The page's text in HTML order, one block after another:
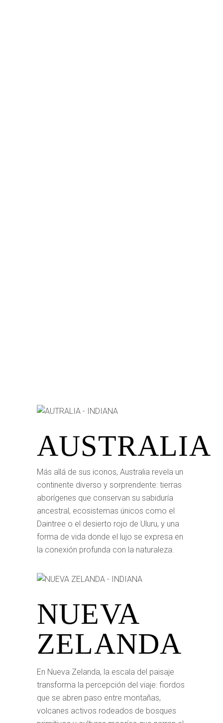
AUSTRALIA
Más allá de sus iconos, Australia revela un
continente diverso y sorprendente: tierras
aborígenes que conservan su sabiduría
ancestral, ecosistemas únicos como el
Daintree o el desierto rojo de Uluru, y una
forma de vida donde el lujo se expresa en
la conexión profunda con la naturaleza.
NUEVA
ZELANDA
En Nueva Zelanda, la escala del paisaje
transforma la percepción del viaje: fiordos
que se abren paso entre montañas,
volcanes activos rodeados de bosques